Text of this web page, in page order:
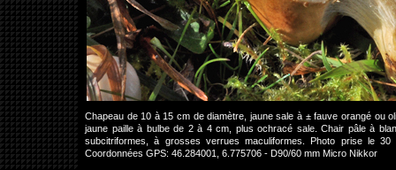
Chapeau de 10 à 15 cm de diamètre, jaune sale à ± fauve orangé ou
jaune paille à bulbe de 2 à 4 cm, plus ochracé sale. Chair pâle à
subcitriformes, à grosses verrues maculiformes. Photo prise le
Coordonnées GPS: 46.284001, 6.775706 - D90/60 mm Micro Nikkor